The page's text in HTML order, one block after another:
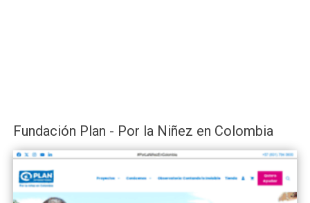
Fundación Plan - Por la Niñez en Colombia